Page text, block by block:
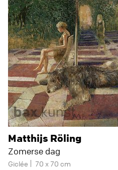
Matthijs Röling
Zomerse dag
Giclée 70 x 70 cm